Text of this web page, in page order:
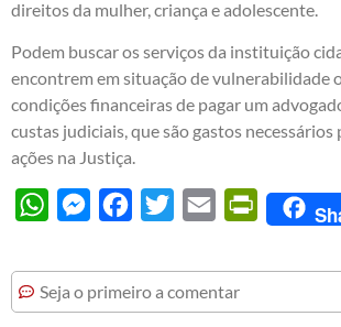
direitos da mulher, criança e adolescente.
Podem buscar os serviços da instituição
encontrem em situação de vulnerabilidade
condições financeiras de pagar um
custas judiciais, que são gastos
ações na Justiça.
WhatsAppMessengerFacebook
Twitter Email
Seja o primeiro a comentar